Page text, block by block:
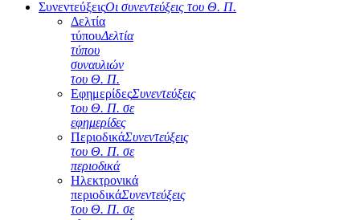
ΣυνεντεύξειςΟι συνεντεύξεις του Θ. Π.
Δελτία
τύπουΔελτία
τύπου
συναυλιών
του Θ. Π.
ΕφημερίδεςΣυνεντεύξεις
του Θ. Π. σε
εφημερίδες
ΠεριοδικάΣυνεντεύξεις
του Θ. Π. σε
περιοδικά
Ηλεκτρονικά
περιοδικάΣυνεντεύξεις
του Θ. Π. σε